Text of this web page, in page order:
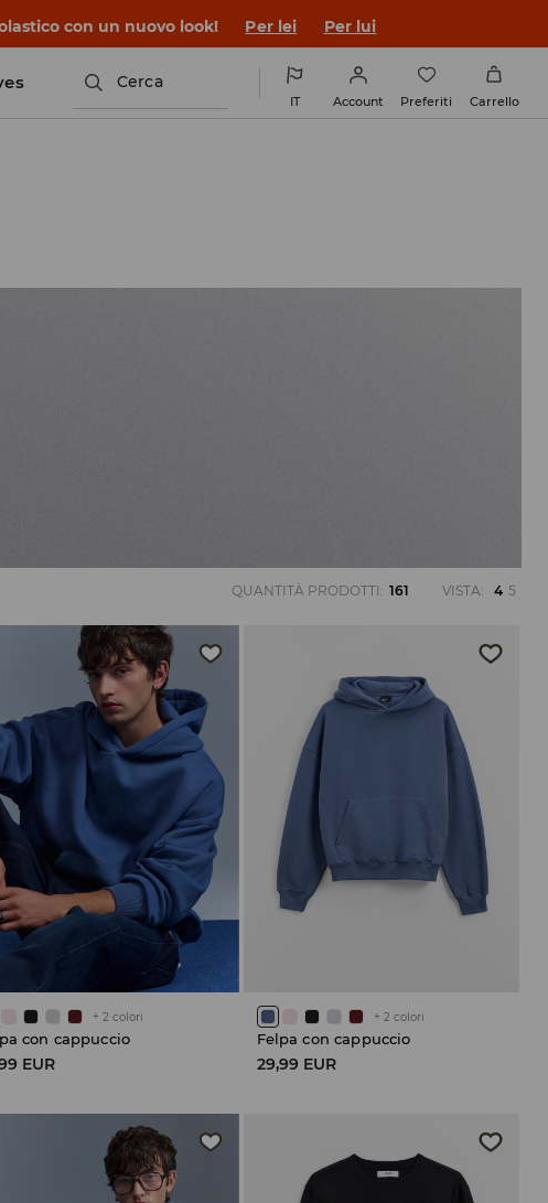
con un nuovo look! Per lei Per lui
Cerca
IT Account Preferiti Carrello
QUANTITÀ PRODOTTI : 161 VISTA: 4 5
+2 colori
con cappuccio
EUR
+ 2 colori
Felpa con cappuccio
29,99 EUR